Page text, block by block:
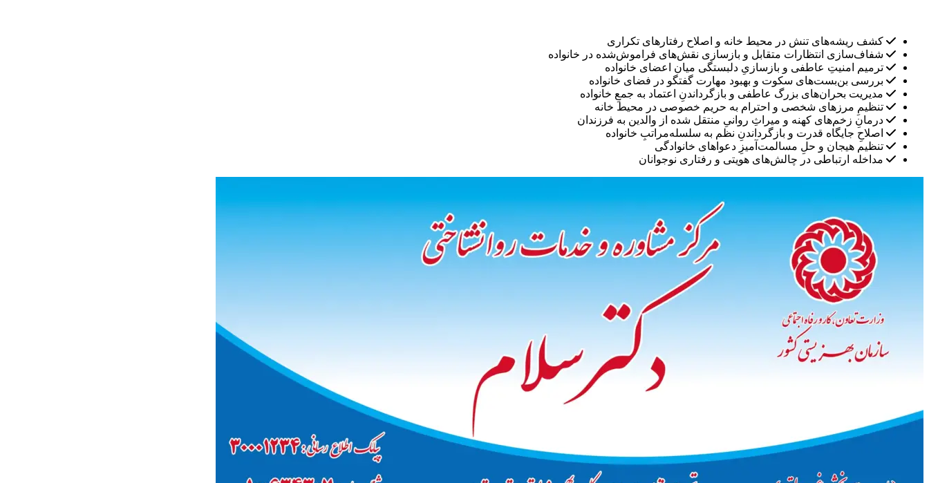
کشف ریشه‌های تنش در محیط خانه و اصلاح رفتارهای تکراری
شفاف‌سازی انتظارات متقابل و بازسازی نقش‌های فراموش‌شده در خانواده
ترمیم امنیتِ عاطفی و بازسازیِ دلبستگی میان اعضای خانواده
بررسی بن‌بست‌های سکوت و بهبود مهارت گفتگو در فضای خانواده
مدیریت بحران‌های بزرگ عاطفی و بازگرداندنِ اعتماد به جمعِ خانواده
تنظیمِ مرزهای شخصی و احترام به حریم خصوصی در محیط خانه
درمانِ زخم‌های کهنه و میراثِ روانیِ منتقل شده از والدین به فرزندان
اصلاحِ جایگاه قدرت و بازگرداندنِ نظم به سلسله‌مراتبِ خانواده
تنظیم هیجان و حلِ مسالمت‌آمیزِ دعواهای خانوادگی
مداخله ارتباطی در چالش‌های هویتی و رفتاری نوجوانان